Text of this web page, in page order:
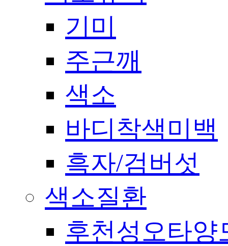
기미
주근깨
색소
바디착색미백
흑자/검버섯
색소질환
후천성오타양